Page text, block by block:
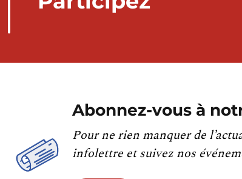
Abonnez-vous à
Pour ne rien manquer de
infolettre et suivez nos